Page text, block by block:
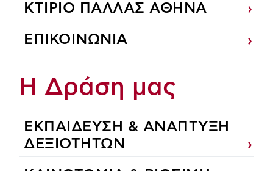
ΚΤΙΡΙΟ ΠΑΛΛΑΣ ΑΘΗΝΑ
ΕΠΙΚΟΙΝΩΝΙΑ
Η Δράση μας
ΕΚΠΑIΔΕΥΣΗ & ΑΝΑΠΤΥΞΗ
ΔΕΞΙΟΤΗΤΩΝ